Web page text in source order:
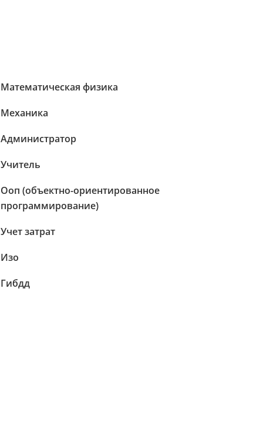
Математическая физика
Механика
Администратор
Учитель
Ооп (объектно-ориентированное
программирование)
Учет затрат
Изо
Гибдд